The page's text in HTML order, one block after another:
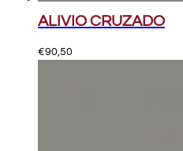
ALIVIO CRUZADO
€90,50